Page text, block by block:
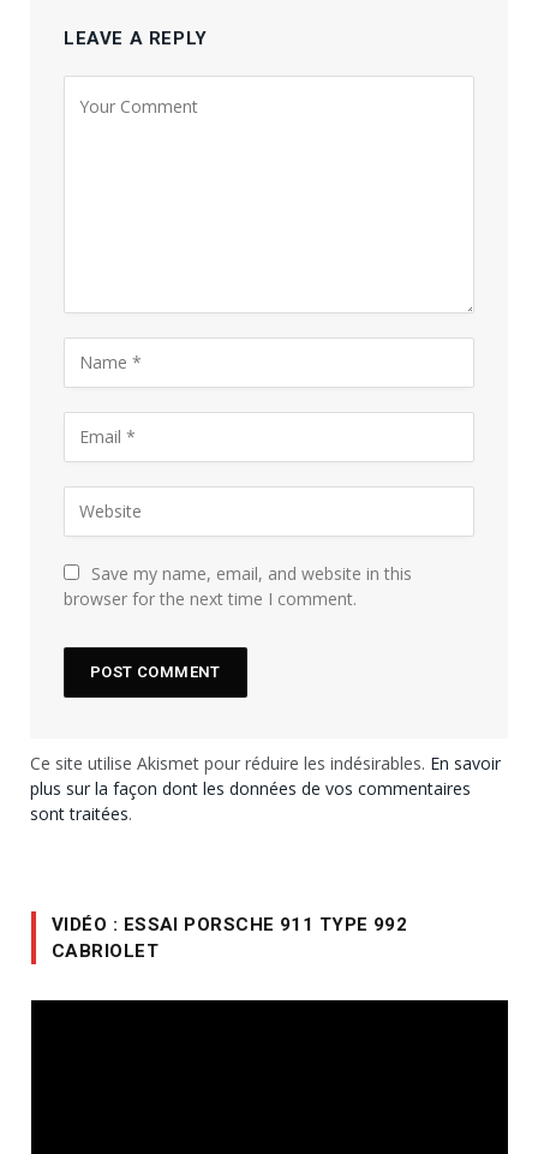
LEAVE A REPLY
Save my name, email, and website in this
browser for the next time I comment.
Ce site utilise Akismet pour réduire les indésirables. En savoir
plus sur la façon dont les données de vos commentaires
sont traitées.
VIDÉO : ESSAI PORSCHE 911 TYPE 992
CABRIOLET